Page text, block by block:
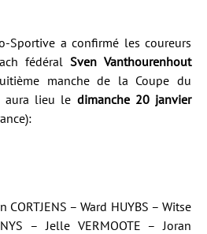
Sportive a confirmé les coureurs
fédéral Sven Vanthourenhout
manche de la Coupe du
aura lieu le dimanche 20 janvier
CORTJENS – Ward HUYBS – Witse
– Jelle VERMOOTE – Joran